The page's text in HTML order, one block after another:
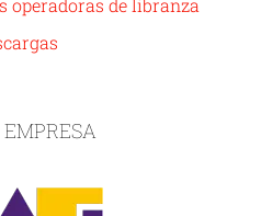
operadoras de libranza